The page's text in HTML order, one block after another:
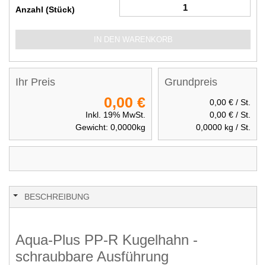
Anzahl (Stück)
IN DEN WARENKORB
Grundpreis
0,00 € / St.
0,00 € / St.
0,0000 kg / St.
Ihr Preis
0,00 €
Inkl. 19% MwSt.
Gewicht: 0,0000kg
BESCHREIBUNG
Aqua-Plus PP-R Kugelhahn -
schraubbare Ausführung